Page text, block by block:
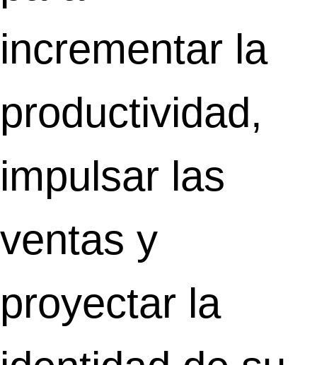
incrementar la
productividad,
impulsar las
ventas y
proyectar la